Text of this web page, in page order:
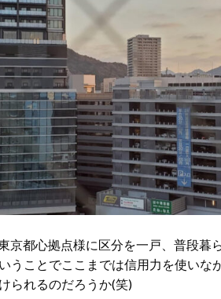
京都心拠点様に区分を一戸、普段暮
うことでここまでは信用力を使いな
られるのだろうか(笑)